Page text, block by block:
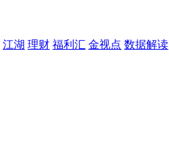
江湖 理财 福利汇 金视点 数据解读